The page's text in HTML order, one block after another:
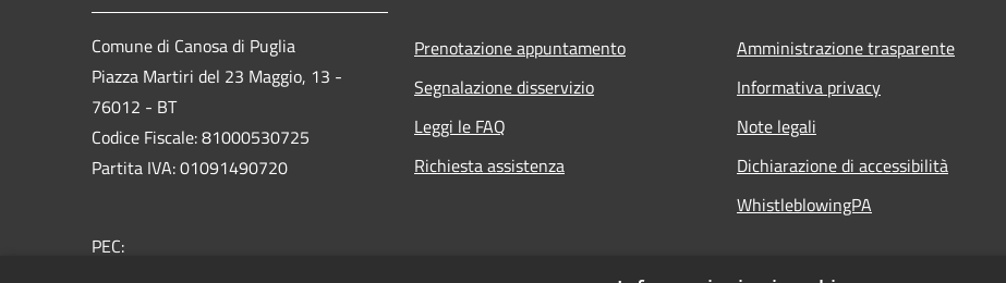
Comune di Canosa di Puglia
Piazza Martiri del 23 Maggio, 13 -
76012 - BT
Codice Fiscale: 81000530725
Partita IVA: 01091490720
PEC:
Prenotazione appuntamento
Segnalazione disservizio
Leggi le FAQ
Richiesta assistenza
Amministrazione trasparente
Informativa privacy
Note legali
Dichiarazione di accessibilità
WhistleblowingPA